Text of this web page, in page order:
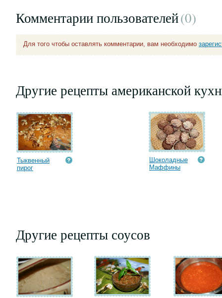
Комментарии пользователей(0)
Для того чтобы оставлять комментарии, вам необходимо
Другие рецепты американской
Тыквенный
пирог
Шоколадные
Маффины
Другие рецепты соусов